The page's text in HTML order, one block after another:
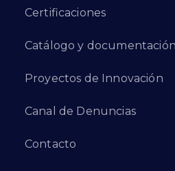
Certificaciones
Catálogo y documentación
Proyectos de Innovación
Canal de Denuncias
Contacto